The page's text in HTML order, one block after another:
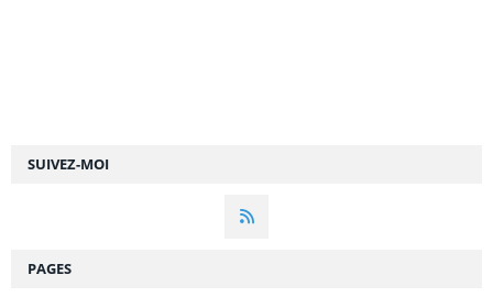
SUIVEZ-MOI
PAGES